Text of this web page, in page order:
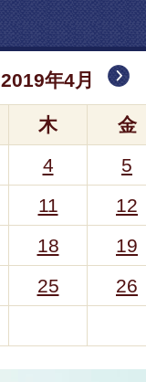
2019年4月
木
金
4
5
11
12
18
19
25
26